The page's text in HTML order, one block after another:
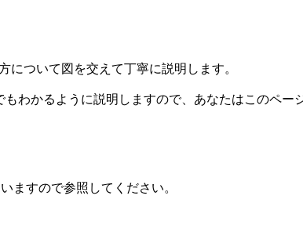
ついて図を交えて丁寧に説明します。
わかるように説明しますので、あなたはこのペ
ますので参照してください。